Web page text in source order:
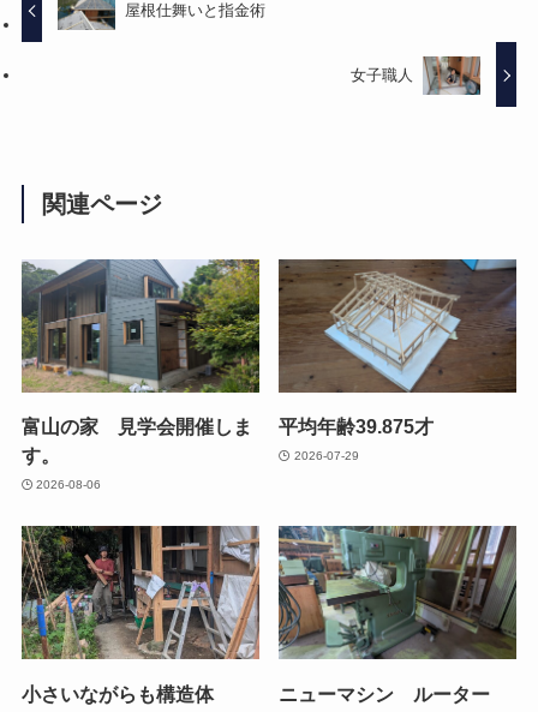
屋根仕舞いと指金術
女子職人
関連ページ
富山の家 見学会開催しま
す。
2026-08-06
平均年齢39.875才
2026-07-29
小さいながらも構造体 ニューマシン ルーター